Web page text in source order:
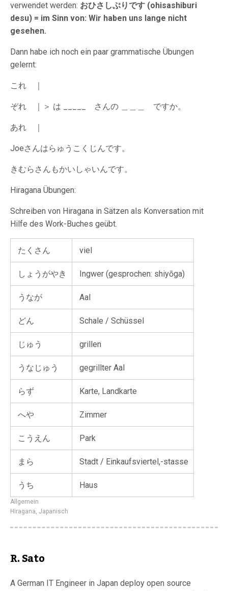
verwendet werden: おひさしぶりです (ohisashiburi
desu) = im Sinn von: Wir haben uns lange nicht
gesehen.
Dann habe ich noch ein paar grammatische Übungen
gelernt:
これ ｜
ぞれ ｜＞ は _____ さんの ＿＿＿ ですか。
あれ ｜
Joeさんはらゅうこくじんです。
きむらさんもかいしゃいんです。
Hiragana Übungen:
Schreiben von Hiragana in Sätzen als Konversation mit
Hilfe des Work-Buches geübt.
たくさん viel
しょうがやき Ingwer (gesprochen: shiyōga)
うなが Aal
どん Schale / Schüssel
じゅう grillen
うなじゅう gegrillter Aal
らず Karte, Landkarte
へや Zimmer
こうえん Park
まら Stadt / Einkaufsviertel,-stasse
うち Haus
Allgemein
Hiragana, Japanisch
R. Sato
A German IT Engineer in Japan deploy open source